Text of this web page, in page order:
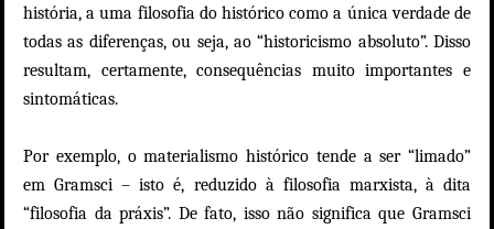
história, a uma filosofia do histórico como a única verdade de
todas as diferenças, ou seja, ao “historicismo absoluto”. Disso
resultam, certamente, consequências muito importantes e
sintomáticas.
Por exemplo, o materialismo histórico tende a ser “limado”
em Gramsci – isto é, reduzido à filosofia marxista, à dita
“filosofia da práxis”. De fato, isso não significa que Gramsci